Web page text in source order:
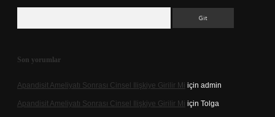
Son yorumlar
Apandisit Ameliyatı Sonrası Cinsel Ilişkiye Girilir Mi için admin
Apandisit Ameliyatı Sonrası Cinsel Ilişkiye Girilir Mi için Tolga